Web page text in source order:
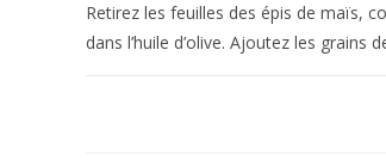
Retirez les feuilles des épis de maïs,
dans l’huile d’olive. Ajoutez les